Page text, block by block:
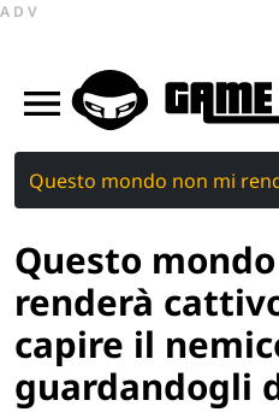
ADV
Questo mondo non mi
Questo
renderà
capire il
guardandogli